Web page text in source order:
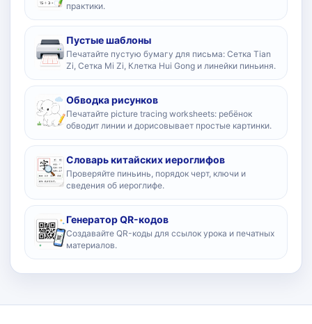
практики.
Пустые шаблоны
Печатайте пустую бумагу для письма: Сетка Tian
Zi, Сетка Mi Zi, Клетка Hui Gong и линейки пиньиня.
Обводка рисунков
Печатайте picture tracing worksheets: ребёнок
обводит линии и дорисовывает простые картинки.
Словарь китайских иероглифов
Проверяйте пиньинь, порядок черт, ключи и
сведения об иероглифе.
Генератор QR-кодов
Создавайте QR-коды для ссылок урока и печатных
материалов.